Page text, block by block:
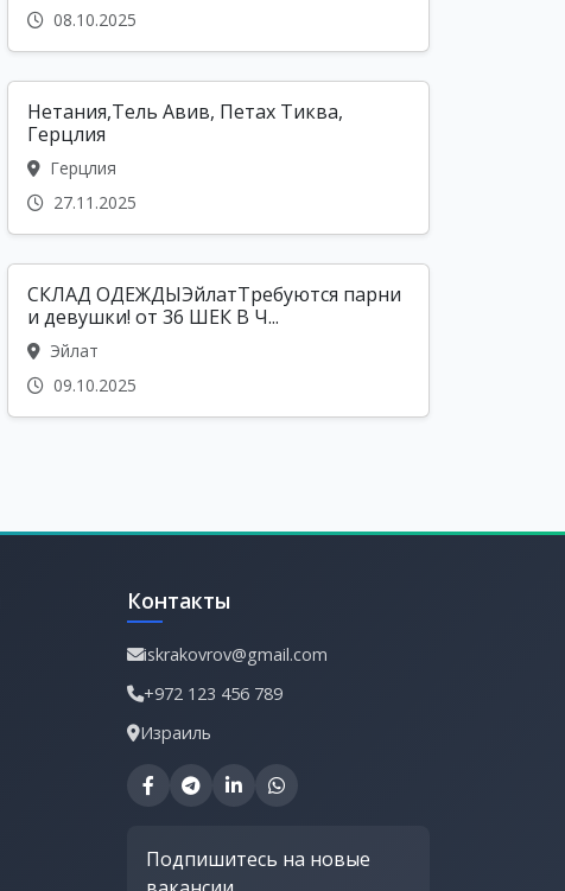
08.10.2025
Нетания,Тель Авив, Петах Тиква,
Герцлия
Герцлия
27.11.2025
СКЛАД ОДЕЖДЫЭйлатТребуются парни
и девушки! от 36 ШЕК В Ч...
Эйлат
09.10.2025
Контакты
iskrakovrov@gmail.com
+972 123 456 789
Израиль
Подпишитесь на новые